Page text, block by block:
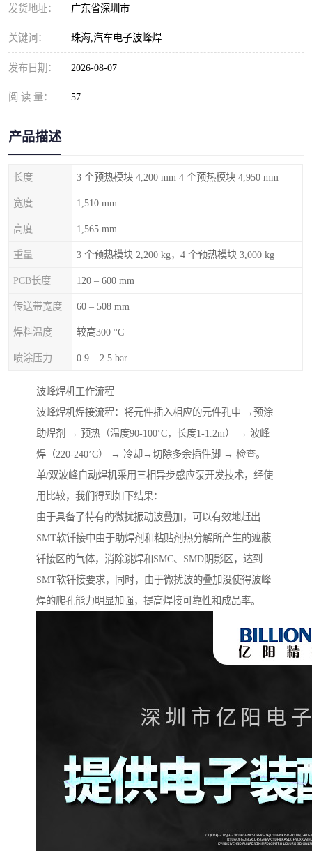
发货地址： 广东省深圳市
关键词： 珠海,汽车电子波峰焊
发布日期： 2026-08-07
阅 读 量： 57
产品描述
长度 3 个预热模块 4,200 mm 4 个预热模块 4,950 mm
宽度 1,510 mm
高度 1,565 mm
重量 3 个预热模块 2,200 kg，4 个预热模块 3,000 kg
PCB长度 120 – 600 mm
传送带宽度 60 – 508 mm
焊料温度 较高300 °C
喷涂压力 0.9 – 2.5 bar
波峰焊机工作流程
波峰焊机焊接流程：将元件插入相应的元件孔中 →预涂
助焊剂 → 预热（温度90-100‘C，长度1-1.2m） → 波峰
焊（220-240’C） → 冷却→切除多余插件脚 → 检查。
单/双波峰自动焊机采用三相异步感应泵开发技术，经使
用比较，我们得到如下结果：
由于具备了特有的微扰振动波叠加，可以有效地赶出
SMT软钎接中由于助焊剂和粘贴剂热分解所产生的遮蔽
钎接区的气体，消除跳焊和SMC、SMD阴影区，达到
SMT软钎接要求，同时，由于微扰波的叠加没使得波峰
焊的爬孔能力明显加强，提高焊接可靠性和成品率。